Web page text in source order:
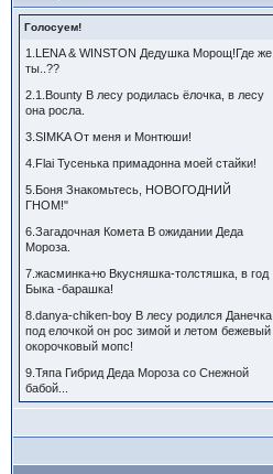
Голосуем!
1.LENA & WINSTON Дедушка Морощ!Где же
ты..??
2.1.Bounty В лесу родилась ёлочка, в лесу
она росла.
3.SIMKA От меня и Монтюши!
4.Flai Тусенька примадонна моей стайки!
5.Боня Знакомьтесь, НОВОГОДНИЙ
ГНОМ!"
6.Загадочная Комета В ожидании Деда
Мороза.
7.жасминка+ю Вкусняшка-толстяшка, в год
Быка -барашка!
8.danya-chiken-boy В лесу родился Данечка
под елочкой он рос зимой и летом бежевый
окорочковый мопс!
9.Тяпа Гибрид Деда Мороза со Снежной
бабой...